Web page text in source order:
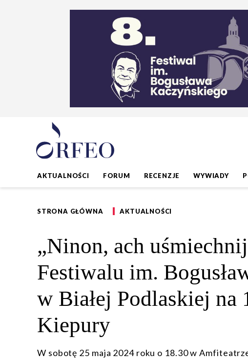
AKTUALNOŚCI FORUM RECENZJE WYWIADY
STRONA GŁÓWNA AKTUALNOŚCI
„Ninon, ach
Festiwalu im.
w Białej Podlaskiej na
Kiepury
W sobotę 25 maja 2024 roku o 18.30 w